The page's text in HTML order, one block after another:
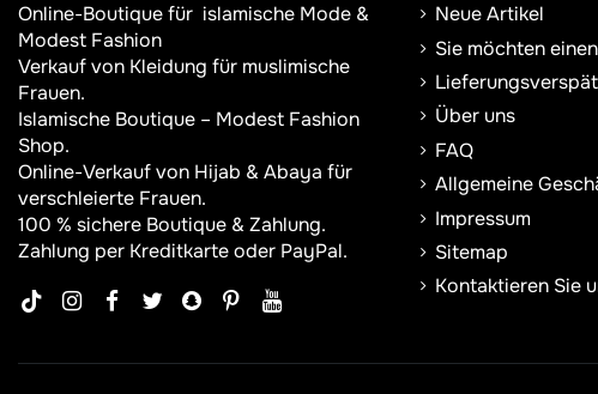
Online-Boutique für islamische Mode &
Modest Fashion
Verkauf von Kleidung für muslimische
Frauen.
Islamische Boutique – Modest Fashion
Shop.
Online-Verkauf von Hijab &Abaya für
verschleierte Frauen.
100 % sichere Boutique & Zahlung.
Zahlung per Kreditkarte oder PayPal.
Neue Artikel
Sie möchten
Über uns
FAQ
Allgemeine
Impressum
Sitemap
Kontaktieren Sie